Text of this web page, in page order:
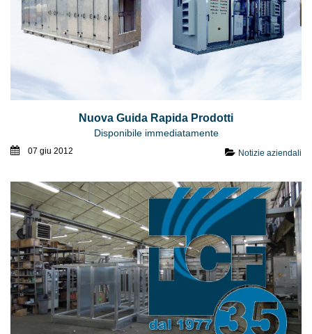
Nuova Guida Rapida Prodotti
Disponibile immediatamente
07 giu 2012 Notizie aziendali